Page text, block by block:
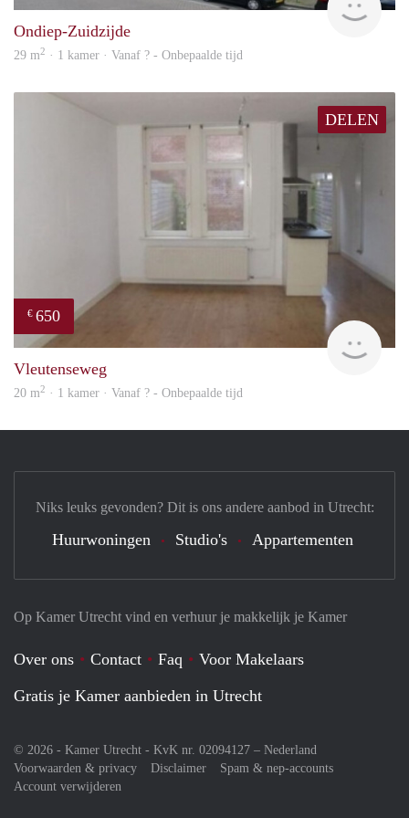
Ondiep-Zuidzijde
29 m2 · 1 kamer · Vanaf ? - Onbepaalde tijd
DELEN
€ 650
Vleutenseweg
20 m2 · 1 kamer · Vanaf ? - Onbepaalde tijd
Op Kamer Utrecht vind en verhuur je makkelijk je Kamer
Over ons Contact Faq
Voor Makelaars
Gratis je Kamer aanbieden in Utrecht
© 2026 - Kamer Utrecht - KvK nr. 02094127 – Nederland
Voorwaarden & privacy
Disclaimer
Spam & nep-accounts
Account verwijderen
Niks leuks gevonden? Dit is ons andere aanbod in Utrecht:
Huurwoningen Studio's Appartementen